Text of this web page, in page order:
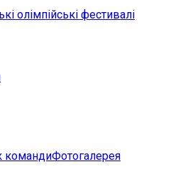
олімпійські фестивалі
командиФотогалерея